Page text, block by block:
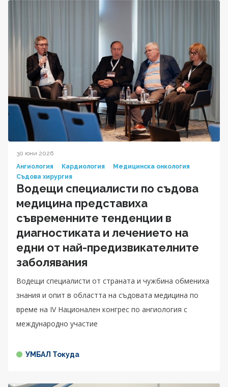
30 юни 2026
Ангиология
Кардиология
Медицинска онкология
Съдова хирургия
Водещи специалисти по съдова
медицина представиха
съвременните тенденции в
диагностиката и лечението на
едни от най-предизвикателните
заболявания
Водещи специалисти от страната и чужбина обмениха
знания и опит в областта на съдовата медицина по
време на IV Национален конгрес по ангиология с
международно участие
УМБАЛ Токуда